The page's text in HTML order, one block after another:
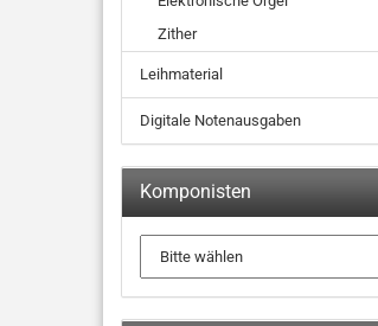
Zither
Leihmaterial
Digitale Notenausgaben
Komponisten